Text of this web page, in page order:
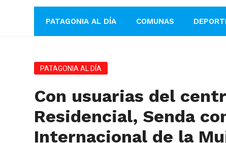
PATAGONIA AL DÍA COMUNAS
PATAGONIA AL DÍA
Con usuarias del
Residencial, Senda
Internacional de la